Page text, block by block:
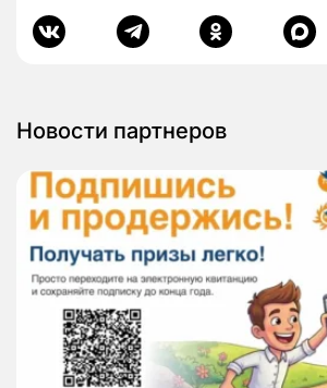
Новости партнеров